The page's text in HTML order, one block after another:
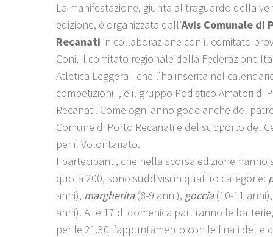
La manifestazione, giunta al traguardo della
edizione, è organizzata dall’Avis Comunale di
Recanati in collaborazione con il comitato
Coni, il comitato regionale della Federazione
Atletica Leggera - che l’ha inserita nel
competizioni -, e il gruppo Podistico Amatori di
Recanati. Come ogni anno gode anche del
Comune di Porto Recanati e del supporto del
per il Volontariato.
I partecipanti, che nella scorsa edizione hanno
quota 200, sono suddivisi in quattro categorie:
anni), margherita(8-9 anni), goccia(10-11
anni). Alle 17 di domenica partiranno le
per le 21.30 l’appuntamento con le finali delle